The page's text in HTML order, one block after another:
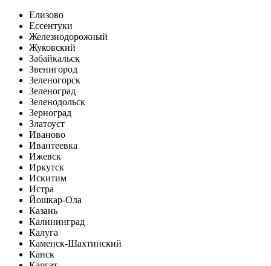
Елизово
Ессентуки
Железнодорожный
Жуковский
Забайкальск
Звенигород
Зеленогорск
Зеленоград
Зеленодольск
Зерноград
Златоуст
Иваново
Ивантеевка
Ижевск
Иркутск
Искитим
Истра
Йошкар-Ола
Казань
Калининград
Калуга
Каменск-Шахтинский
Канск